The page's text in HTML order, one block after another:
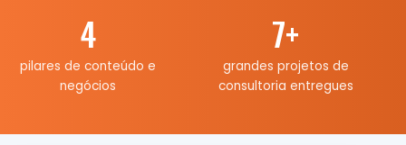
4
pilares de conteúdo e
negócios
7+
grandes projetos de
consultoria entregues